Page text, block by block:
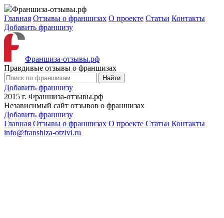
Франшиза-отзывы.рф
Главная Отзывы о франшизах О проекте Статьи Контакты
Добавить франшизу
Франшиза-отзывы.рф
Правдивые отзывы о франшизах
Найти
Добавить франшизу
2015 г. Франшиза-отзывы.рф
Независимый сайт отзывов о франшизах
Добавить франшизу
Главная Отзывы о франшизах О проекте Статьи Контакты
info@franshiza-otzivi.ru